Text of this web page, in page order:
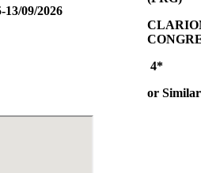
13/09/2026
4*
or Similar